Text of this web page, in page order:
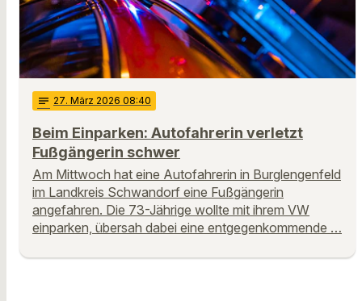
notes 27. März 2026 08:40
Beim Einparken: Autofahrerin verletzt
Fußgängerin schwer
Am Mittwoch hat eine Autofahrerin in Burglengenfeld
im Landkreis Schwandorf eine Fußgängerin
angefahren. Die 73-Jährige wollte mit ihrem VW
einparken, übersah dabei eine entgegenkommende …